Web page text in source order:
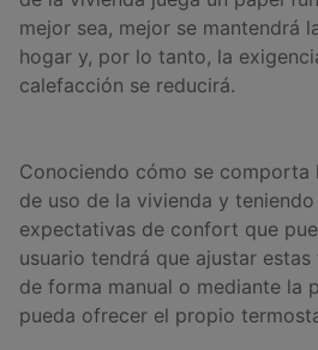
mejor sea, mejor se mantendrá
hogar y, por lo tanto, la
calefacción se reducirá.
Conociendo cómo se comporta
de uso de la vivienda y
expectativas de confort que
usuario tendrá que ajustar
de forma manual o mediante la
pueda ofrecer el propio